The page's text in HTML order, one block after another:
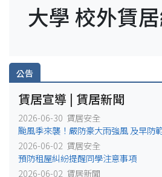
大學 校外賃
公告
賃居宣導 | 賃居新聞
2026-06-30 賃居安全
颱風季來襲！嚴防豪大雨強風 及早防
2026-06-02 賃居安全
預防租屋糾紛提醒同學注意事項
2026-06-02 賃居新聞